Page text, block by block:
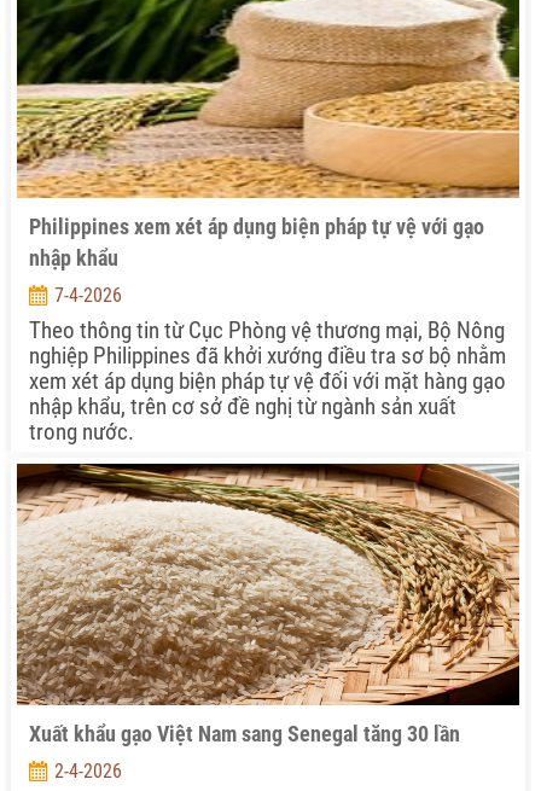
Philippines xem xét áp dụng biện pháp tự vệ với gạo
nhập khẩu
7-4-2026
Theo thông tin từ Cục Phòng vệ thương mại, Bộ Nông
nghiệp Philippines đã khởi xướng điều tra sơ bộ nhằm
xem xét áp dụng biện pháp tự vệ đối với mặt hàng gạo
nhập khẩu, trên cơ sở đề nghị từ ngành sản xuất
trong nước.
Xuất khẩu gạo Việt Nam sang Senegal tăng 30 lần
2-4-2026